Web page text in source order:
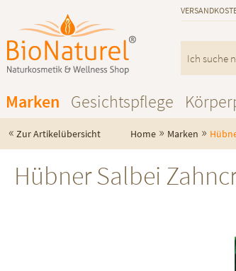
Marken Gesichtspflege
« Zur Artikelübersicht Home » Marken »
Hübner Salbei